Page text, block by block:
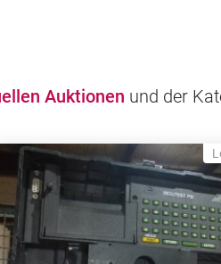
Auktionen und der